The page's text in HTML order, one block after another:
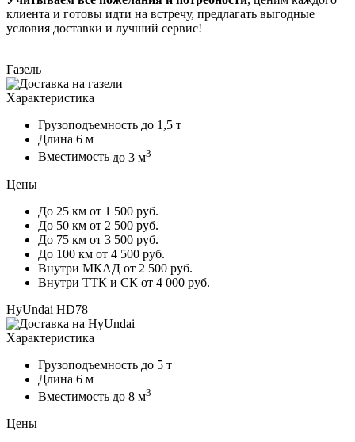
клиента и готовы идти на встречу, предлагать выгодные
условия доставки и лучший сервис!
Газель
Характеристика
Грузоподъемность до 1,5 т
Длина 6 м
Вместимость до 3 м3
Цены
До 25 км от 1 500 руб.
До 50 км от 2 500 руб.
До 75 км от 3 500 руб.
До 100 км от 4 500 руб.
Внутри МКАД от 2 500 руб.
Внутри ТТК и СК от 4 000 руб.
HyUndai HD78
Характеристика
Грузоподъемность до 5 т
Длина 6 м
Вместимость до 8 м3
Цены